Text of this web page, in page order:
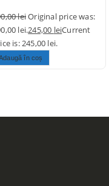
leiOriginal price was:
lei.245,00 leiCurrent
is: 245,00 lei.
în coș